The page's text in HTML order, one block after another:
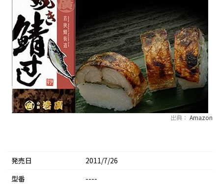
出典： Amazon
発売日
2011/7/26
型番
----